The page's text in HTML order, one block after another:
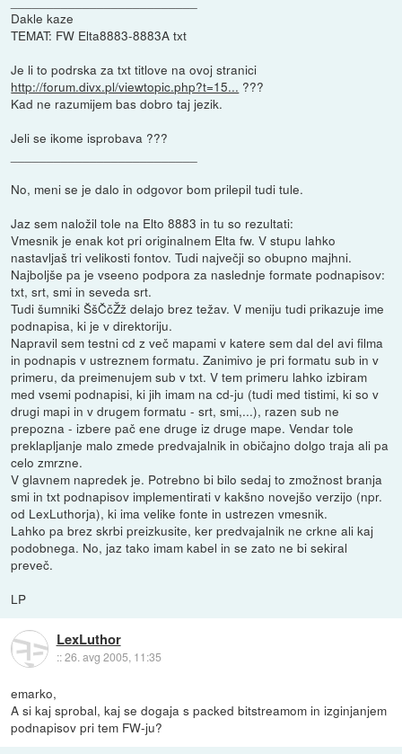
Dakle kaze
TEMAT: FW Elta8883-8883A txt
Je li to podrska za txt titlove na ovoj stranici
http://forum.divx.pl/viewtopic.php?t=15... ???
Kad ne razumijem bas dobro taj jezik.
Jeli se ikome isprobava ???
No, meni se je dalo in odgovor bom prilepil tudi tule.
Jaz sem naložil tole na Elto 8883 in tu so rezultati:
Vmesnik je enak kot pri originalnem Elta fw. V stupu lahko
nastavljaš tri velikosti fontov. Tudi največji so obupno majhni.
Najboljše pa je vseeno podpora za naslednje formate podnapisov:
txt, srt, smi in seveda srt.
Tudi šumniki ŠšČčŽž delajo brez težav. V meniju tudi prikazuje ime
podnapisa, ki je v direktoriju.
Napravil sem testni cd z več mapami v katere sem dal del avi filma
in podnapis v ustreznem formatu. Zanimivo je pri formatu sub in v
primeru, da preimenujem sub v txt. V tem primeru lahko izbiram
med vsemi podnapisi, ki jih imam na cd-ju (tudi med tistimi, ki so v
drugi mapi in v drugem formatu - srt, smi,...), razen sub ne
prepozna - izbere pač ene druge iz druge mape. Vendar tole
preklapljanje malo zmede predvajalnik in običajno dolgo traja ali pa
celo zmrzne.
V glavnem napredek je. Potrebno bi bilo sedaj to zmožnost branja
smi in txt podnapisov implementirati v kakšno novejšo verzijo (npr.
od LexLuthorja), ki ima velike fonte in ustrezen vmesnik.
Lahko pa brez skrbi preizkusite, ker predvajalnik ne crkne ali kaj
podobnega. No, jaz tako imam kabel in se zato ne bi sekiral
preveč.
LP
LexLuthor
::26. avg 2005, 11:35
emarko,
A si kaj sprobal, kaj se dogaja s packed bitstreamom in izginjanjem
podnapisov pri tem FW-ju?